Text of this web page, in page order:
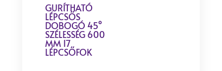
GURÍTHATÓ
LÉPCSŐS
DOBOGÓ 45°
SZÉLESSÉG 600
MM 17
LÉPCSŐFOK